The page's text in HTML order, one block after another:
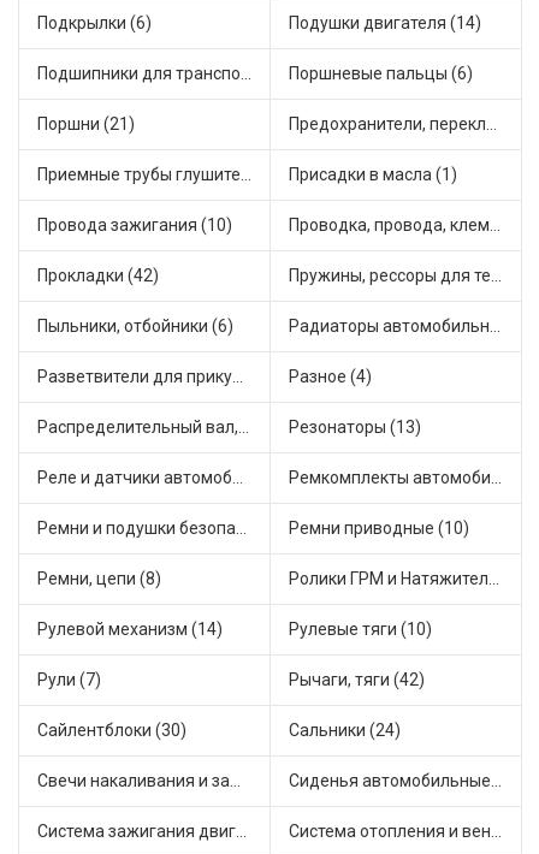
Подкрылки (6) Подушки двигателя (14)
Подшипники для транспорта (43) Поршневые пальцы (6)
Поршни (21) Предохранители, переключатели, кнопки автомобильные (40)
Приемные трубы глушителя (5) Присадки в масла (1)
Провода зажигания (10) Проводка, провода, клеммы и разъемы (23)
Прокладки (42) Пружины, рессоры для техники (29)
Пыльники, отбойники (6) Радиаторы автомобильные (17)
Разветвители для прикуривателя (3) Разное (4)
Распределительный вал, шестерни распределительного (7) Резонаторы (13)
Реле и датчики автомобильные (82) Ремкомплекты автомобильные (81)
Ремни и подушки безопасности (9) Ремни приводные (10)
Ремни, цепи (8) Ролики ГРМ и Натяжители (17)
Рулевой механизм (14) Рулевые тяги (10)
Рули (7) Рычаги, тяги (42)
Сайлентблоки (30) Сальники (24)
Свечи накаливания и зажигания (31) Сиденья автомобильные (1)
Система зажигания двигателя (3) Система отопления и вентиляции (17)